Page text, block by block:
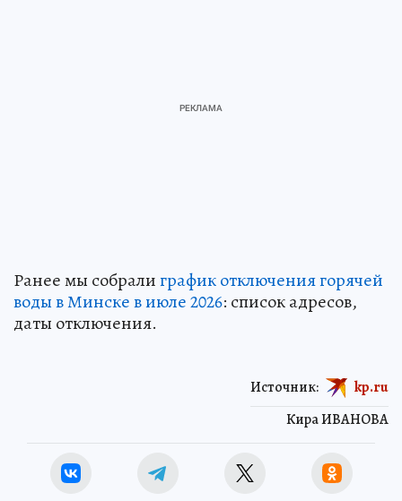
Ранее мы собралиграфик отключения горячей
воды в Минске в июле 2026: список адресов,
даты отключения.
Кира ИВАНОВА
Источник: kp.ru